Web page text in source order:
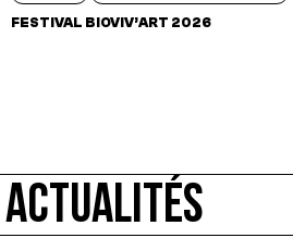
FESTIVAL BIOVIV’ART 2026
ACTUALITÉS